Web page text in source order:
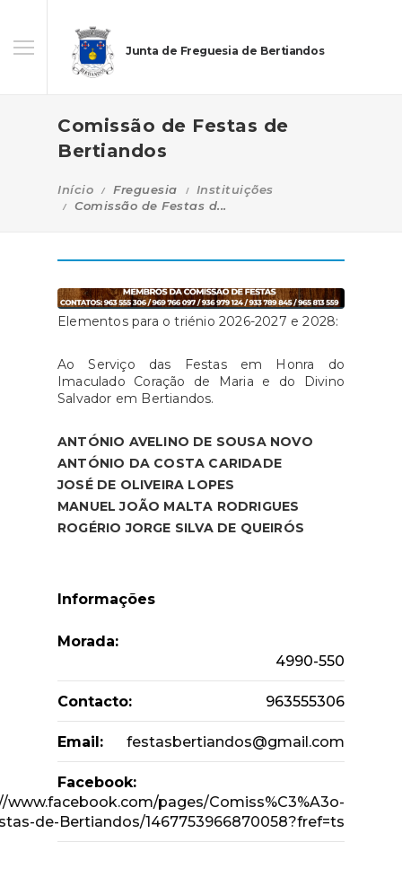
Junta de Freguesia de Bertiandos
Comissão de Festas de
Bertiandos
Início Freguesia
Instituições
Comissão de Festas d...
Elementos para o triénio 2026-2027 e 2028:
Ao Serviço das Festas em Honra do
Imaculado Coração de Maria e do Divino
Salvador em Bertiandos.
ANTÓNIO AVELINO DE SOUSA NOVO
ANTÓNIO DA COSTA CARIDADE
JOSÉ DE OLIVEIRA LOPES
MANUEL JOÃO MALTA RODRIGUES
ROGÉRIO JORGE SILVA DE QUEIRÓS
Informações
Morada:
4990-550
Contacto: 963555306
Email: festasbertiandos@gmail.com
Facebook:
www.facebook.com/pages/Comiss%C3%A3o-
de-Bertiandos/1467753966870058?fref=ts